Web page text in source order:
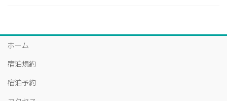
ホーム
宿泊規約
宿泊予約